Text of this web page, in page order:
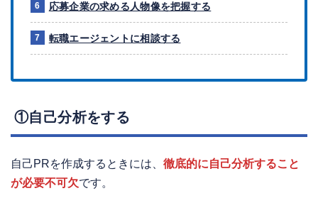
応募企業の求める人物像を把握する
転職エージェントに相談する
①自己分析をする
自己PRを作成するときには、 徹底的に自己分析すること
が必要不可欠です。